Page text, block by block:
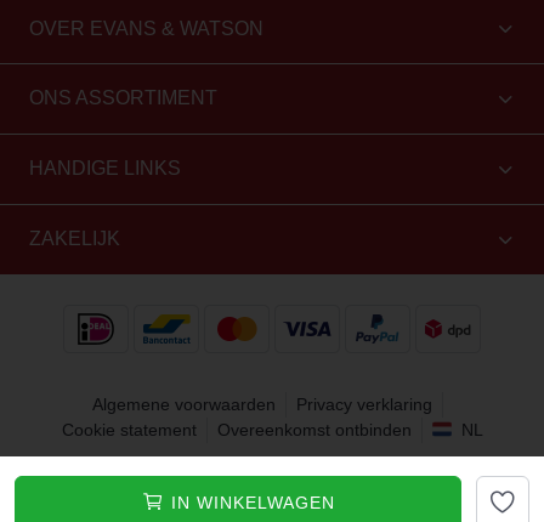
IN WINKELWAGEN
OVER EVANS & WATSON
ONS ASSORTIMENT
HANDIGE LINKS
ZAKELIJK
Algemene voorwaarden
Privacy verklaring
Cookie statement
Overeenkomst ontbinden NL
Copyright 2010 - 2026 Evans & Watson. Alle rechten
voorbehouden.